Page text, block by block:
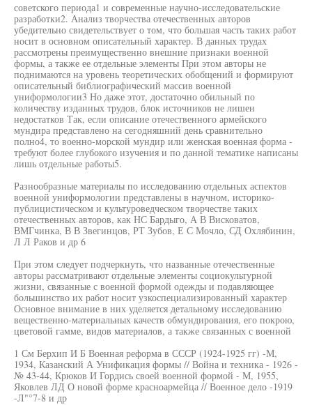
советского периода1 и современные научно-исследовательские
разработки2. Анализ творчества отечественных авторов
убедительно свидетельствует о том, что большая часть таких работ
носит в основном описательный характер. В данных трудах
рассмотрены преимущественно внешние признаки военной
формы, а также ее отдельные элементы При этом авторы не
поднимаются на уровень теоретических обобщений и формируют
описательный библиографический массив военной
униформологии3 Но даже этот, достаточно обильный по
количеству изданных трудов, блок источников не лишен
недостатков Так, если описание отечественного армейского
мундира представлено на сегодняшний день сравнительно
полно4, то военно-морской мундир или женская военная форма -
требуют более глубокого изучения и по данной тематике написаны
лишь отдельные работы5.
Разнообразные материалы по исследованию отдельных аспектов
военной униформологии представлены в научном, историко-
публицистическом и культуроведческом творчестве таких
отечественных авторов, как НС Бардыго, А В Висковатов,
ВМГчинка, В В Звегинцов, РТ Зубов, Е С Мочло, СД Охлябинин,
Л Л Раков и др 6
При этом следует подчеркнуть, что названные отечественные
авторы рассматривают отдельные элементы социокультурной
жизни, связанные с военной формой одежды и подавляющее
большинство их работ носит узкоспециализированный характер
Основное внимание в них уделяется детальному исследованию
вещественно-материальных качеств обмундирования, его покрою,
цветовой гамме, видов материалов, а также связанных с военной
1 См Берхип И Б Военная реформа в СССР (1924-1925 гг) -М,
1934, Казанский А Унификация формы // Война и техника - 1926 -
№ 43-44, Крюков И Гордись своей военной формой - М, 1955,
Яковлев ЛД О новой форме красноармейца // Военное дело -1919
-Л"°7-8 и др